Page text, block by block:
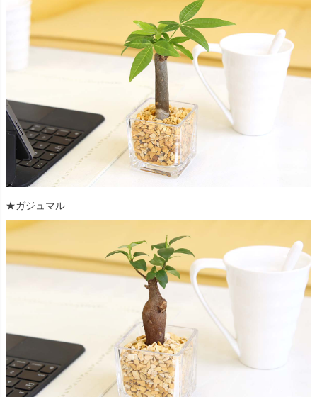
★ガジュマル